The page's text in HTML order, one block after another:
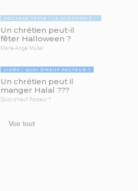
MESSAGE TEXTE LA QUESTION TABOUE
Un chrétien peut-il
fêter Halloween ?
Marie-Ange Muller
VIDÉO QUOI D'NEUF PASTEUR ?
Un chrétien peut il
manger Halal ???
Quoi d'neuf Pasteur ?
Voir tout